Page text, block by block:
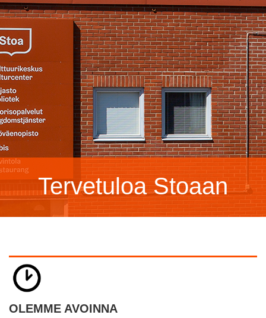
Tervetuloa Stoaan
OLEMME AVOINNA